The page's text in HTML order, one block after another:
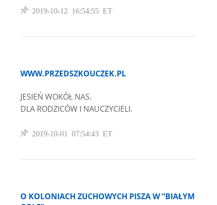
2019-10-12 16:54:55 ET
WWW.PRZEDSZKOUCZEK.PL
JESIEŃ WOKÓŁ NAS.
DLA RODZICÓW I NAUCZYCIELI.
2019-10-01 07:54:43 ET
O KOLONIACH ZUCHOWYCH PISZA W “BIAŁYM